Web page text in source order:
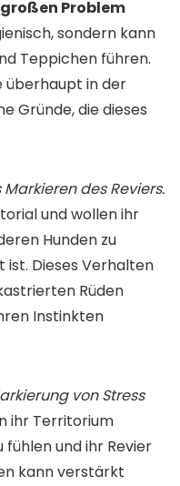
Problem
sondern kann
Teppichen führen.
überhaupt in der
Gründe, die dieses
des Reviers.
und wollen ihr
Hunden zu
ist. Dieses Verhalten
Rüden
Instinkten
von Stress
ihr Territorium
und ihr Revier
kann verstärkt